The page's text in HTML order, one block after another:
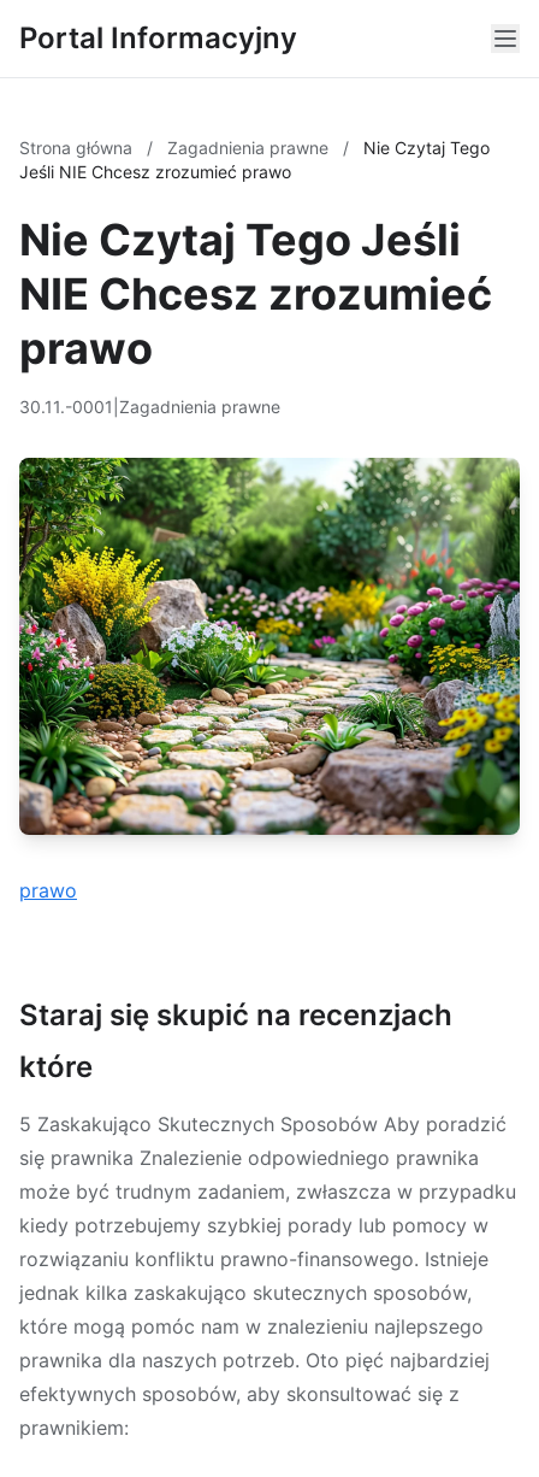
Portal Informacyjny
Strona główna / Zagadnienia prawne /
Nie Czytaj Tego
Jeśli NIE Chcesz zrozumieć prawo
Nie Czytaj Tego Jeśli
NIE Chcesz zrozumieć
prawo
30.11.-0001 Zagadnienia prawne
prawo
Staraj się skupić na recenzjach
które
5 Zaskakująco Skutecznych Sposobów Aby poradzić
się prawnika Znalezienie odpowiedniego prawnika
może być trudnym zadaniem, zwłaszcza w przypadku
kiedy potrzebujemy szybkiej porady lub pomocy w
rozwiązaniu konfliktu prawno-finansowego. Istnieje
jednak kilka zaskakująco skutecznych sposobów,
które mogą pomóc nam w znalezieniu najlepszego
prawnika dla naszych potrzeb. Oto pięć najbardziej
efektywnych sposobów, aby skonsultować się z
prawnikiem: